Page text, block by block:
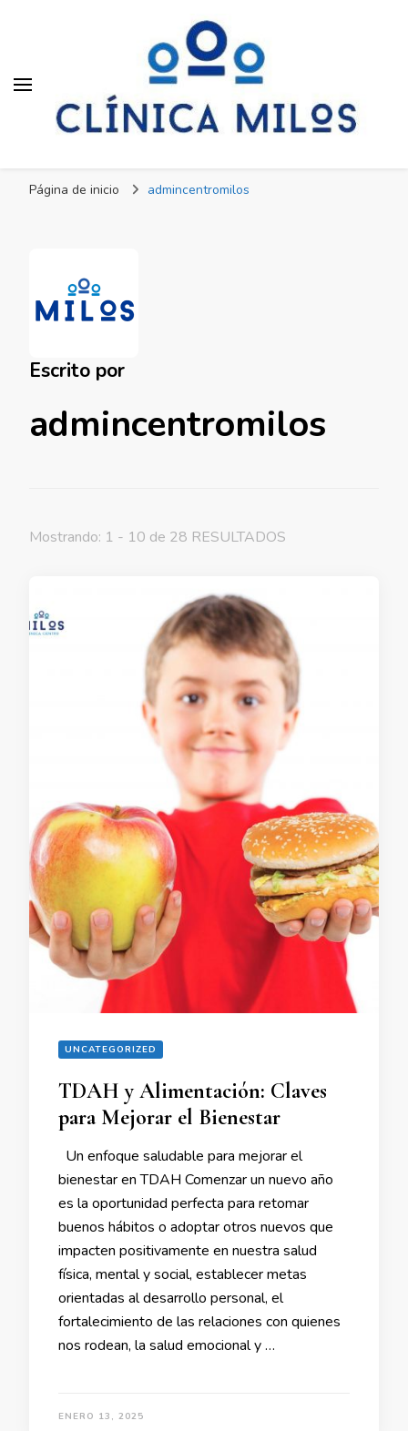
Página de inicio admincentromilos
Escrito por
admincentromilos
Mostrando: 1 - 10 de 28 RESULTADOS
UNCATEGORIZED
TDAH y Alimentación: Claves
para Mejorar el Bienestar
Un enfoque saludable para mejorar el
bienestar en TDAH Comenzar un nuevo año
es la oportunidad perfecta para retomar
buenos hábitos o adoptar otros nuevos que
impacten positivamente en nuestra salud
física, mental y social, establecer metas
orientadas al desarrollo personal, el
fortalecimiento de las relaciones con quienes
nos rodean, la salud emocional y …
ENERO 13, 2025